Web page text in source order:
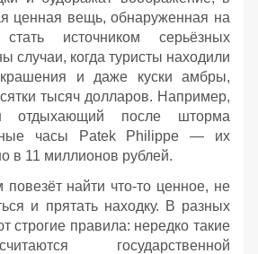
ценная вещь, обнаруженная на
источником серьёзных
случаи, когда туристы находили
и даже куски амбры,
тысяч долларов. Например,
после шторма
часы Patek Philippe — их
в 11 миллионов рублей.
найти что‑то ценное, не
и прятать находку. В разных
строгие правила: нередко такие
государственной